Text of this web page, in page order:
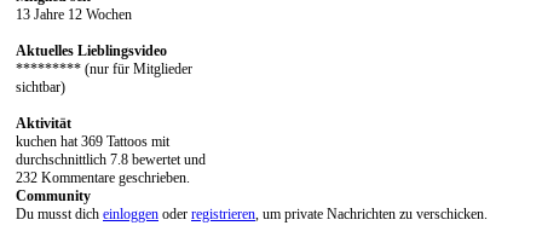
13 Jahre 12 Wochen
Aktuelles Lieblingsvideo
********* (nur für Mitglieder
sichtbar)
Aktivität
kuchen hat 369 Tattoos mit
durchschnittlich 7.8 bewertet und
232 Kommentare geschrieben.
Community
Du musst dich einloggen oder registrieren, um private Nachrichten zu verschicken.